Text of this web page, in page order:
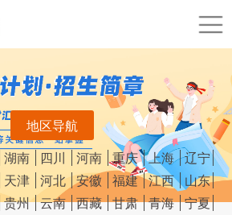
地区导航
湖南 四川 河南 重庆 上海 辽宁
天津 河北 安徽 福建 江西
山东
贵州 云南 西藏 甘肃 青海 宁夏